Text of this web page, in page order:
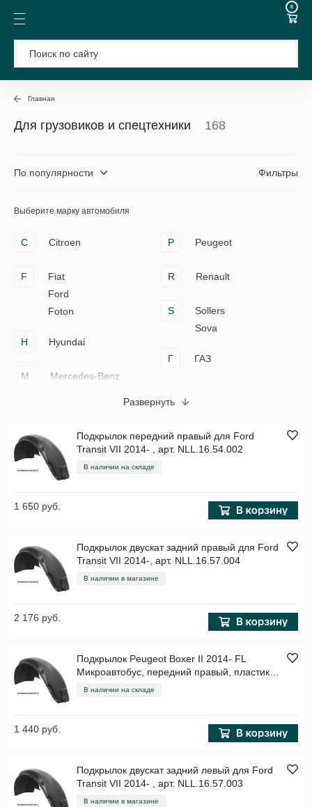
0
Главная
Для грузовиков и спецтехники 168
По популярности Фильтры
Выберите марку автомобиля
C Citroen
F
Fiat
Ford
Foton
H Hyundai
M Mercedes-Benz
P Peugeot
R Renault
S
Sollers
Sova
Г ГАЗ
Развернуть
Подкрылок передний правый для Ford
Transit VII 2014- , арт. NLL.16.54.002
В наличии на складе
1 650 руб.
Подкрылок двускат задний правый для Ford
Transit VII 2014-, арт. NLL.16.57.004
В наличии в магазине
2 176 руб.
Подкрылок Peugeot Boxer II 2014- FL
Микроавтобус, передний правый, пластик
Арт. NLL.38.19.002
В наличии на складе
1 440 руб.
Подкрылок двускат задний левый для Ford
Transit VII 2014- , арт. NLL.16.57.003
В наличии в магазине